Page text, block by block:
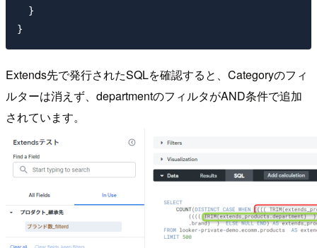
  }
Extends先で発行されたSQLを確認すると、Categoryのフィ
ルターは消えず、departmentのフィルタがAND条件で追加
されています。